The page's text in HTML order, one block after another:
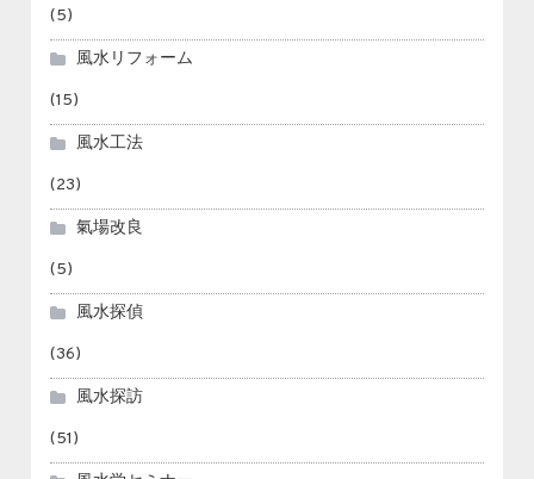
(5)
風水リフォーム
(15)
風水工法
(23)
氣場改良
(5)
風水探偵
(36)
風水探訪
(51)